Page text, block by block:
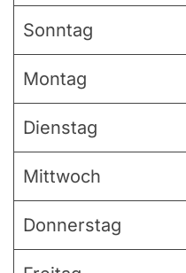
Sonntag
Montag
Dienstag
Mittwoch
Donnerstag